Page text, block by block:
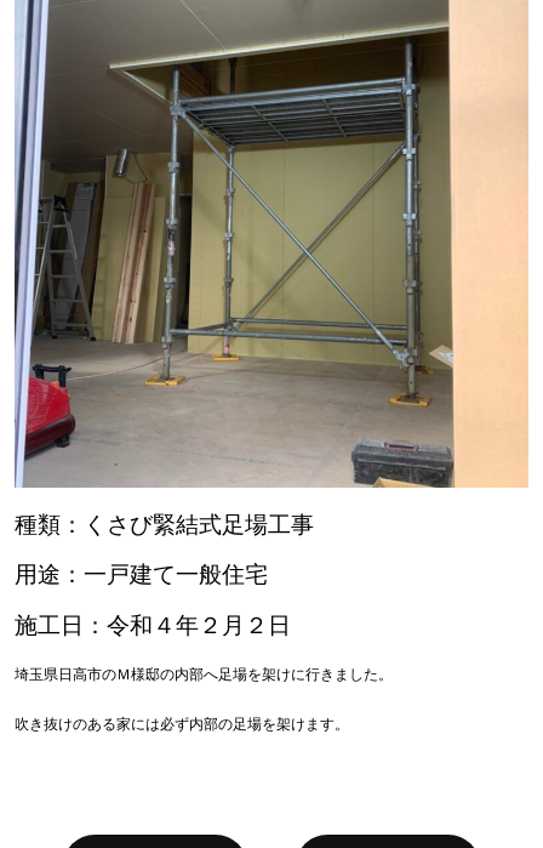
種類：くさび緊結式足場工事
用途：一戸建て一般住宅
施工日：令和４年２月２日
埼玉県日高市のＭ様邸の内部へ足場を架けに行きました。
吹き抜けのある家には必ず内部の足場を架けます。